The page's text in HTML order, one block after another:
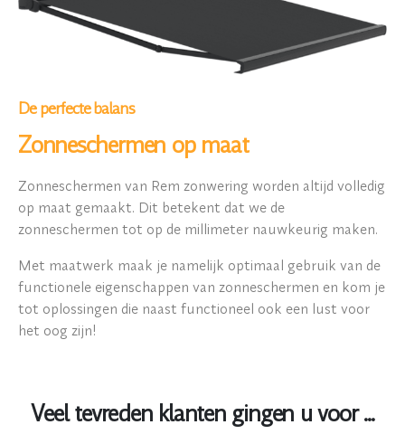
De perfecte balans
Zonneschermen op maat
Zonneschermen van Rem zonwering worden altijd volledig
op maat gemaakt. Dit betekent dat we de
zonneschermen tot op de millimeter nauwkeurig maken.
Met maatwerk maak je namelijk optimaal gebruik van de
functionele eigenschappen van zonneschermen en kom je
tot oplossingen die naast functioneel ook een lust voor
het oog zijn!
Veel tevreden klanten gingen u voor ...